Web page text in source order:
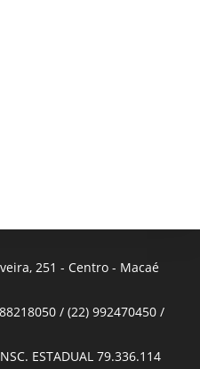
251 - Centro - Macaé
/ (22) 992470450 /
ESTADUAL 79.336.114